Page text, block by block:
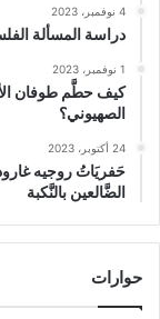
4 نوفمبر، 2023
دراسة المسألة
1 نوفمبر، 2023
كيف حطَّم طوفان
الصهيوني؟
24 أكتوبر، 2023
حَفريَاتُ روجيه
الضَّالعين بالنَّكبة
حوارات